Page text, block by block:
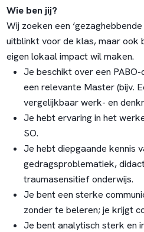
Wie ben jij?
Wij zoeken een
uitblinkt voor de klas, maar ook
eigen lokaal impact wil maken.
Je beschikt over een
een relevante Master (bijv.
vergelijkbaar werk- en
Je hebt ervaring in het
SO.
Je hebt diepgaande kennis
gedragsproblematiek,
traumasensitief onderwijs.
Je bent een sterke
zonder te beleren; je krijgt
Je bent analytisch sterk en